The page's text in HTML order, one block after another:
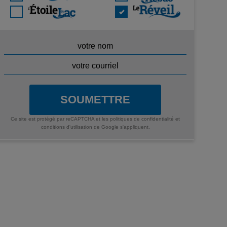
SOUMETTRE
Ce site est protégé par reCAPTCHA et les politiques de confidentialité et
conditions d'utilisation de Google s'appliquent.